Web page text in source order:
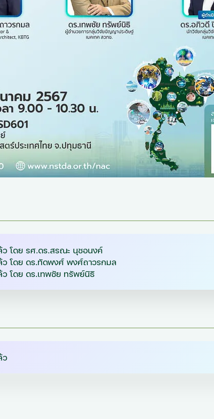
ว โดย รศ.ดร.สรณะ นุชอนงค์
ว โดย ดร.ทัดพงศ์ พงศ์ถาวรกมล
ว โดย ดร.เทพชัย ทรัพย์นิธิ
ว